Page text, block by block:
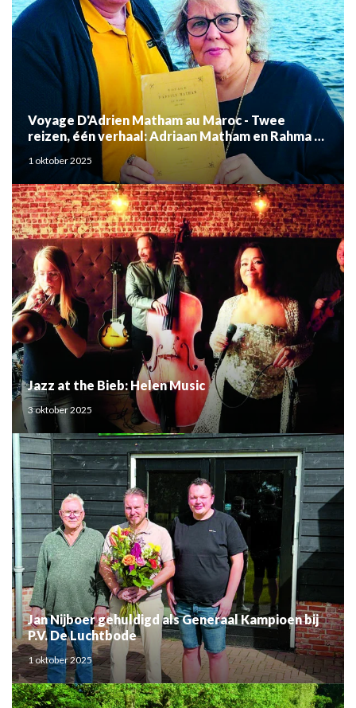
Voyage D'Adrien Matham au Maroc - Twee
reizen, één verhaal: Adriaan Matham en Rahma el
Mouden
1 oktober 2025
Jazz at the Bieb: Helen Music
3 oktober 2025
Jan Nijboer gehuldigd als Generaal Kampioen bij
P.V. De Luchtbode
1 oktober 2025